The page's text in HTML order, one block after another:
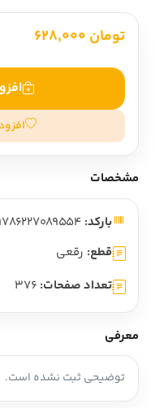
تومان 628,000
مشخصات
بارکد:
قطع: رقعی
تعداد صفحات: 376
معرفی
توضیحی ثبت نشده است.